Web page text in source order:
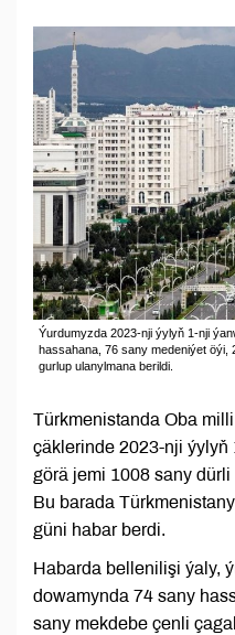
Ýurdumyzda 2023-nji ýylyň 1-nji
hassahana, 76 sany medeniýet öýi,
gurlup ulanylmana berildi.
Türkmenistanda Oba
çäklerinde 2023-nji ýylyň
görä jemi 1008 sany
Bu barada
güni habar berdi.
Habarda bellenilişi ýaly,
dowamynda 74 sany
sany mekdebe çenli